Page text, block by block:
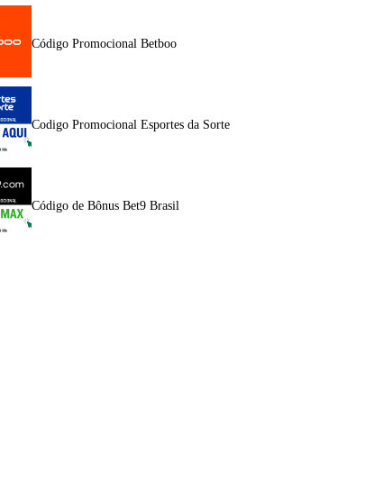
Código Promocional Betboo
Codigo Promocional Esportes da Sorte
Código de Bônus Bet9 Brasil